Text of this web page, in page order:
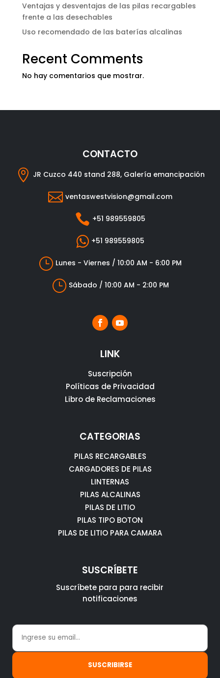
Ventajas y desventajas de las pilas recargables
frente a las desechables
Uso recomendado de las baterías alcalinas
Recent Comments
No hay comentarios que mostrar.
CONTACTO
 JR Cuzco 440 stand 288, Galería emancipación
 ventaswestvision@gmail.com
 +51 989559805
 +51 989559805
} Lunes - Viernes / 10:00 AM - 6:00 PM
} Sábado / 10:00 AM - 2:00 PM
LINK
Suscripción
Políticas de Privacidad
Libro de Reclamaciones
CATEGORIAS
PILAS RECARGABLES
CARGADORES DE PILAS
LINTERNAS
PILAS ALCALINAS
PILAS DE LITIO
PILAS TIPO BOTON
PILAS DE LITIO PARA CAMARA
SUSCRÍBETE
Suscríbete para para recibir
notificaciones